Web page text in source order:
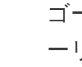
ゴ
ー